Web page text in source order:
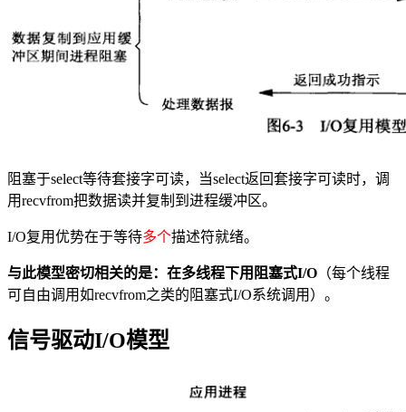
阻塞于select等待套接字可读，当select返回套接字可读时，调
用recvfrom把数据读并复制到进程缓冲区。
I/O复用优势在于等待多个描述符就绪。
与此模型密切相关的是：在多线程下用阻塞式I/O （每个线程
可自由调用如recvfrom之类的阻塞式I/O系统调用）。
信号驱动I/O模型